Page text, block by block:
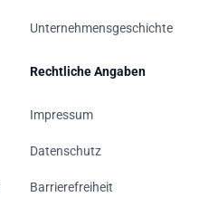
Unternehmensgeschichte
Rechtliche Angaben
Impressum
Datenschutz
Barrierefreiheit